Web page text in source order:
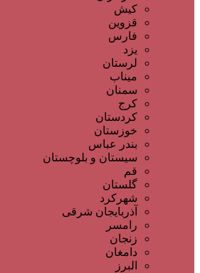
کیش
قزوین
فارس
یزد
لرستان
میناب
سمنان
کرج
کردستان
خوزستان
بندر عباس
سیستان و بلوچستان
قم
گلستان
شهرکرد
آذربایجان شرقی
رامسر
زنجان
دامغان
البرز